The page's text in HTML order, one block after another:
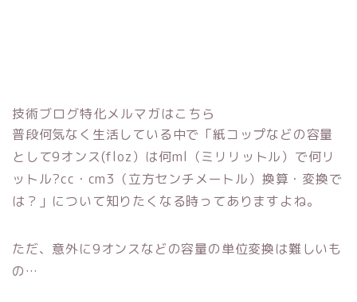
技術ブログ特化メルマガはこちら
普段何気なく生活している中で「紙コップなどの容量
として9オンス(floz）は何ml（ミリリットル）で何リ
ットル?cc・cm3（立方センチメートル）換算・変換で
は？」について知りたくなる時ってありますよね。
ただ、意外に9オンスなどの容量の単位変換は難しいも
の…